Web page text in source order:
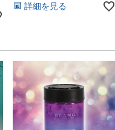
詳細を見る